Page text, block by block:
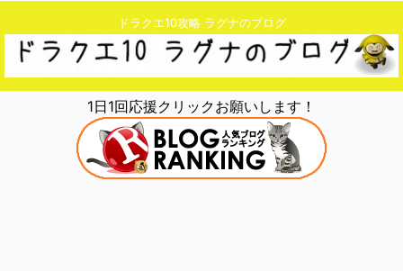
ドラクエ10攻略 ラグナのブログ
1日1回応援クリックお願いします！